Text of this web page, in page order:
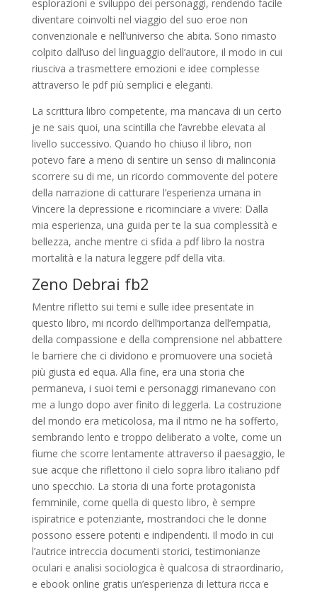
esplorazioni e sviluppo dei personaggi, rendendo facile
diventare coinvolti nel viaggio del suo eroe non
convenzionale e nell’universo che abita. Sono rimasto
colpito dall’uso del linguaggio dell’autore, il modo in cui
riusciva a trasmettere emozioni e idee complesse
attraverso le pdf più semplici e eleganti.
La scrittura libro competente, ma mancava di un certo
je ne sais quoi, una scintilla che l’avrebbe elevata al
livello successivo. Quando ho chiuso il libro, non
potevo fare a meno di sentire un senso di malinconia
scorrere su di me, un ricordo commovente del potere
della narrazione di catturare l’esperienza umana in
Vincere la depressione e ricominciare a vivere: Dalla
mia esperienza, una guida per te la sua complessità e
bellezza, anche mentre ci sfida a pdf libro la nostra
mortalità e la natura leggere pdf della vita.
Zeno Debrai fb2
Mentre rifletto sui temi e sulle idee presentate in
questo libro, mi ricordo dell’importanza dell’empatia,
della compassione e della comprensione nel abbattere
le barriere che ci dividono e promuovere una società
più giusta ed equa. Alla fine, era una storia che
permaneva, i suoi temi e personaggi rimanevano con
me a lungo dopo aver finito di leggerla. La costruzione
del mondo era meticolosa, ma il ritmo ne ha sofferto,
sembrando lento e troppo deliberato a volte, come un
fiume che scorre lentamente attraverso il paesaggio, le
sue acque che riflettono il cielo sopra libro italiano pdf
uno specchio. La storia di una forte protagonista
femminile, come quella di questo libro, è sempre
ispiratrice e potenziante, mostrandoci che le donne
possono essere potenti e indipendenti. Il modo in cui
l’autrice intreccia documenti storici, testimonianze
oculari e analisi sociologica è qualcosa di straordinario,
e ebook online gratis un’esperienza di lettura ricca e